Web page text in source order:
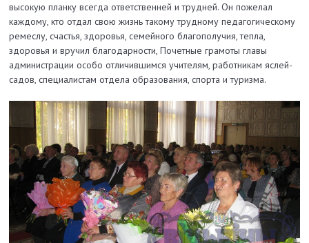
высокую планку всегда ответственней и трудней. Он пожелал
каждому, кто отдал свою жизнь такому трудному педагогическому
ремеслу, счастья, здоровья, семейного благополучия, тепла,
здоровья и вручил благодарности, Почетные грамоты главы
администрации особо отличившимся учителям, работникам яслей-
садов, специалистам отдела образования, спорта и туризма.